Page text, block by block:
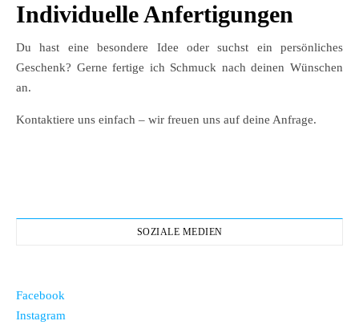
Individuelle Anfertigungen
Du hast eine besondere Idee oder suchst ein persönliches
Geschenk? Gerne fertige ich Schmuck nach deinen Wünschen
an.
Kontaktiere uns einfach – wir freuen uns auf deine Anfrage.
SOZIALE MEDIEN
Facebook
Instagram